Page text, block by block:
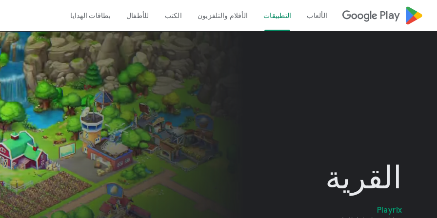
google_logo Play الألعاب التطبيقات الأفلام والتلفزيون الكتب للأطفال بطاقات الهدايا
القرية
Playrix